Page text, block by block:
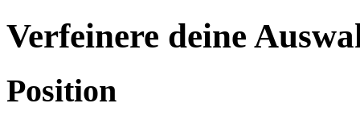
Verfeinere deine
Position